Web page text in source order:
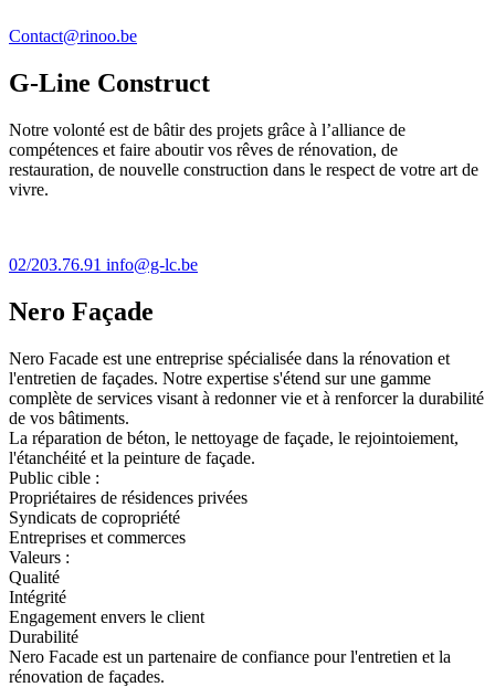
Contact@rinoo.be
G-Line Construct
Notre volonté est de bâtir des projets grâce à l’alliance de
compétences et faire aboutir vos rêves de rénovation, de
restauration, de nouvelle construction dans le respect de votre art de
vivre.
02/203.76.91 info@g-lc.be
Nero Façade
Nero Facade est une entreprise spécialisée dans la rénovation et
l'entretien de façades. Notre expertise s'étend sur une gamme
complète de services visant à redonner vie et à renforcer la durabilité
de vos bâtiments.
La réparation de béton, le nettoyage de façade, le rejointoiement,
l'étanchéité et la peinture de façade.
Public cible :
Propriétaires de résidences privées
Syndicats de copropriété
Entreprises et commerces
Valeurs :
Qualité
Intégrité
Engagement envers le client
Durabilité
Nero Facade est un partenaire de confiance pour l'entretien et la
rénovation de façades.